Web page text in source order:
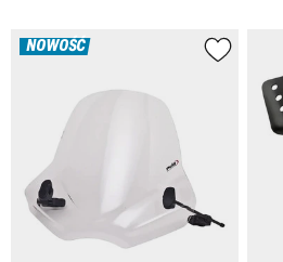
NOWOŚĆ